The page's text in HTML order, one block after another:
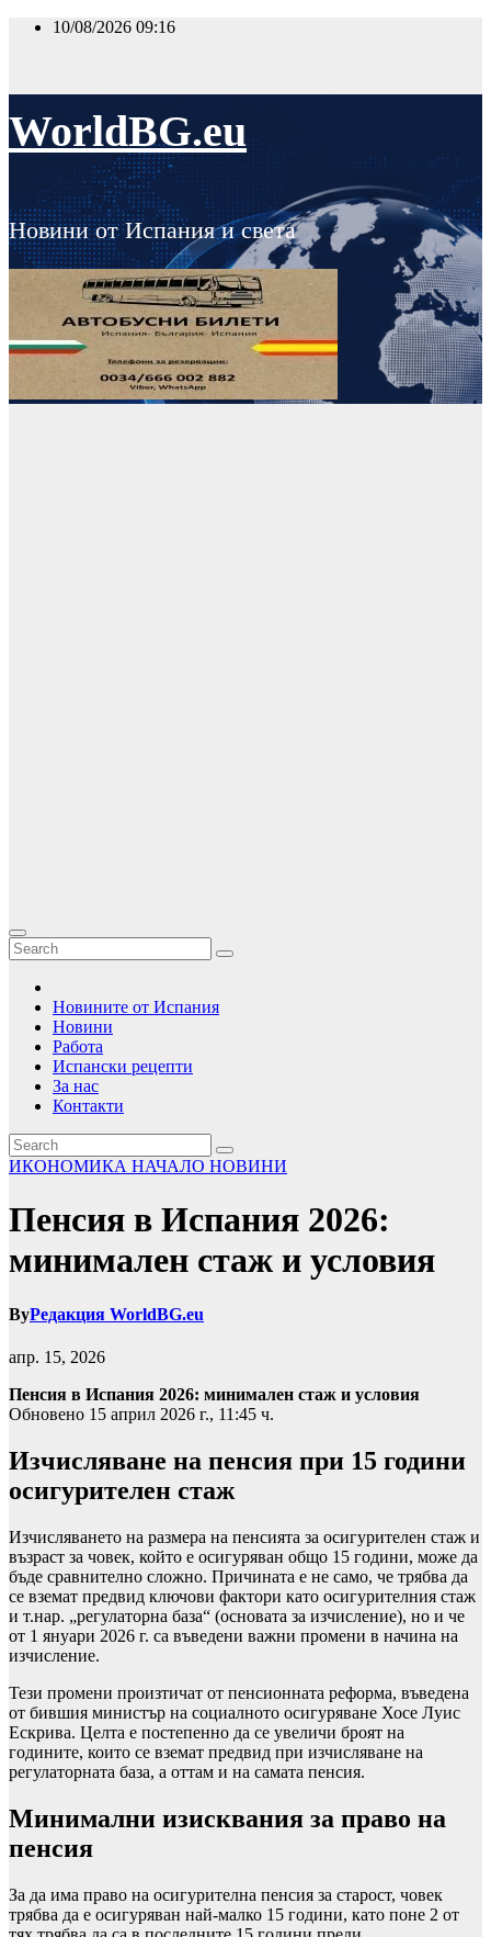
Skip
10/08/2026 09:16
WorldBG.eu
Новини от Испания и света
Новините от Испания
Новини
Работа
Испански рецепти
За нас
Контакти
ИКОНОМИКА НАЧАЛО НОВИНИ
Пенсия в Испания 2026:
минимален стаж и условия
ByРедакция WorldBG.eu
апр. 15, 2026
Пенсия в Испания 2026: минимален стаж и условия
Обновено 15 април 2026 г., 11:45 ч.
Изчисляване на пенсия при 15 години
осигурителен стаж
Изчисляването на размера на пенсията за осигурителен стаж и
възраст за човек, който е осигуряван общо 15 години, може да
бъде сравнително сложно. Причината е не само, че трябва да
се вземат предвид ключови фактори като осигурителния стаж
и т.нар. „регулаторна база“ (основата за изчисление), но и че
от 1 януари 2026 г. са въведени важни промени в начина на
изчисление.
Тези промени произтичат от пенсионната реформа, въведена
от бившия министър на социалното осигуряване Хосе Луис
Ескрива. Целта е постепенно да се увеличи броят на
годините, които се вземат предвид при изчисляване на
регулаторната база, а оттам и на самата пенсия.
Минимални изисквания за право на
пенсия
За да има право на осигурителна пенсия за старост, човек
трябва да е осигуряван най-малко 15 години, като поне 2 от